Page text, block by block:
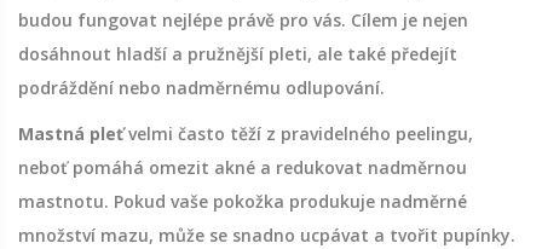
budou fungovat nejlépe právě pro vás. Cílem je nejen
dosáhnout hladší a pružnější pleti, ale také předejít
podráždění nebo nadměrnému odlupování.
Mastná pleťvelmi často těží z pravidelného peelingu,
neboť pomáhá omezit akné a redukovat nadměrnou
mastnotu. Pokud vaše pokožka produkuje nadměrné
množství mazu, může se snadno ucpávat a tvořit pupínky.